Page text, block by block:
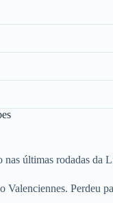
últimas rodadas da
Perdeu